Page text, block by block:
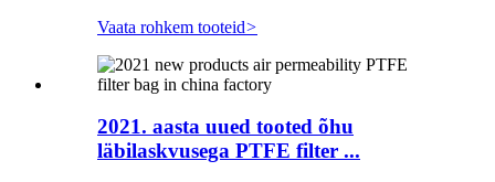
Vaata rohkem tooteid>
2021. aasta uued tooted õhu
läbilaskvusega PTFE filter ...